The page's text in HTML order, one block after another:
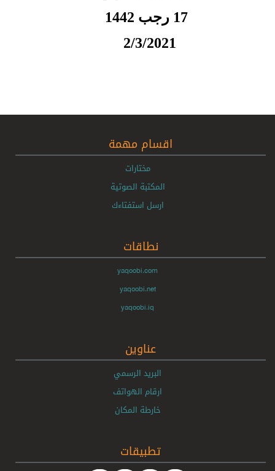
17 رجب 1442
2/3/2021
اقسام مهمة
مختارات
المكتبة الصوتية
ارسل استفتاءك
نطاقات
yaqoobi.com
yaqoobi.net
yaqoobi.iq
عناوين
البريد الرسمي
ارقام الهواتف
خارطة المكان
تطبيقات